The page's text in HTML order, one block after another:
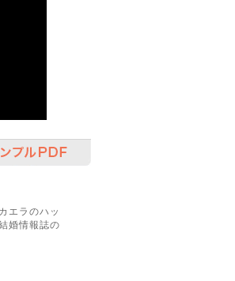
エラのハッ
婚情報誌の